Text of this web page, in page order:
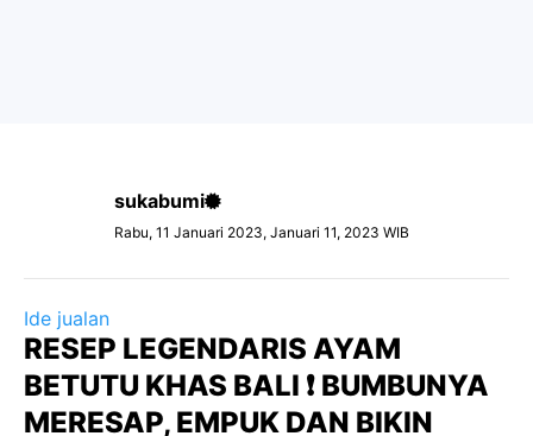
sukabumi
Rabu, 11 Januari 2023, Januari 11, 2023 WIB
Ide jualan
RESEP LEGENDARIS AYAM
BETUTU KHAS BALI ❗ BUMBUNYA
MERESAP, EMPUK DAN BIKIN